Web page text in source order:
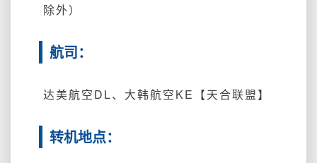
除外）
航司：
达美航空DL、大韩航空KE【天合联盟】
转机地点：